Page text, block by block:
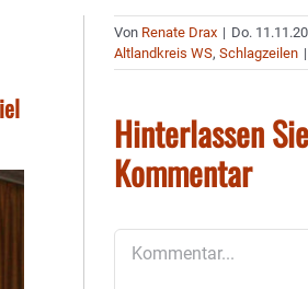
Von Renate Drax | Do.
Altlandkreis WS,Schlagzeilen |
Hinterlassen
Kommentar